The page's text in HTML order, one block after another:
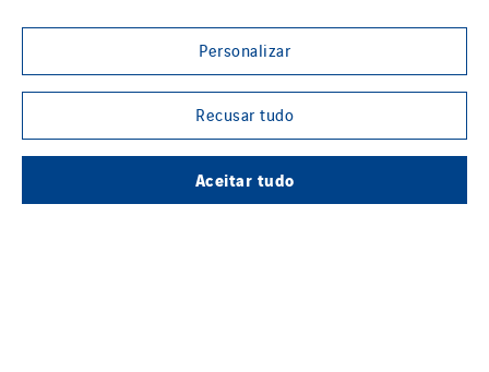
Personalizar
Recusar tudo
Aceitar tudo